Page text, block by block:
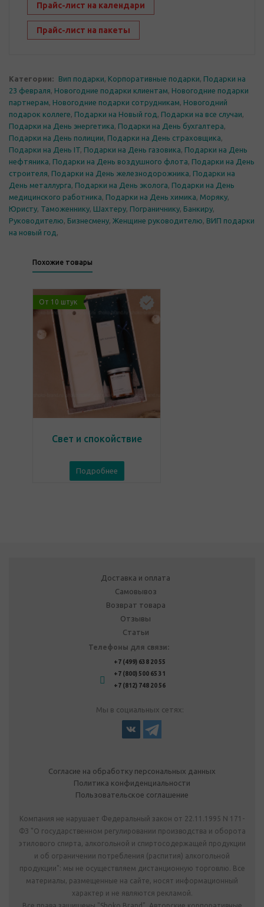
Прайс-лист на календари
Прайс-лист на пакеты
Категории: Вип подарки, Корпоративные подарки, Подарки на
23 февраля, Новогодние подарки клиентам, Новогодние подарки
партнерам, Новогодние подарки сотрудникам, Новогодний
подарок коллеге, Подарки на Новый год , Подарки на все случаи,
Подарки на День энергетика, Подарки на День бухгалтера,
Подарки на День полиции, Подарки на День страховщика,
Подарки на День IT, Подарки на День газовика, Подарки на День
нефтяника, Подарки на День воздушного флота, Подарки на День
строителя, Подарки на День железнодорожника, Подарки на
День металлурга, Подарки на День эколога, Подарки на День
медицинского работника, Подарки на День химика, Моряку,
Юристу, Таможеннику, Шахтеру, Пограничнику, Банкиру,
Руководителю, Бизнесмену, Женщине руководителю, ВИП подарки
на новый год ,
Похожие товары
От 10 штук
Свет и спокойствие
Подробнее
Доставка и оплата
Самовывоз
Возврат товара
Отзывы
Статьи
Телефоны для связи:
+7 (499) 638 20 55
+7 (800) 500 65 31
+7 (812) 748 20 56
Мы в социальных сетях:
Согласие на обработку персональных данных
Политика конфиденциальности
Пользовательское соглашение
Компания не нарушает Федеральный закон от 22.11.1995 N 171-
ФЗ "О государственном регулировании производства и оборота
этилового спирта, алкогольной и спиртосодержащей продукции
и об ограничении потребления (распития) алкогольной
продукции": мы не осуществляем дистанционную торговлю. Все
материалы, размещенные на сайте, носят информационный
характер и не являются рекламой.